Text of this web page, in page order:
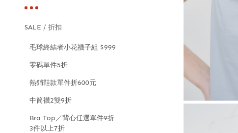
SALE / 折扣
毛球終結者小花襪子組 $999
零碼單件5折
熱銷鞋款單件折600元
中筒襪2雙9折
Bra Top／背心任選單件9折
3件以上7折